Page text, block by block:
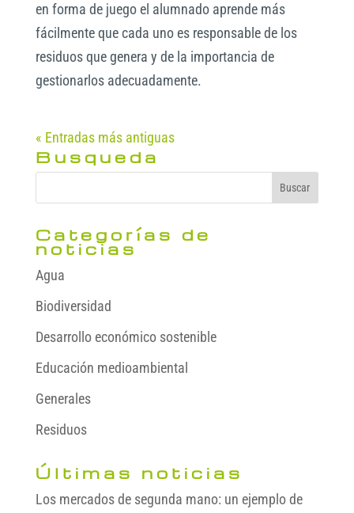
en forma de juego el alumnado aprende más
fácilmente que cada uno es responsable de los
residuos que genera y de la importancia de
gestionarlos adecuadamente.
« Entradas más antiguas
Busqueda
Categorías de
noticias
Agua
Biodiversidad
Desarrollo económico sostenible
Educación medioambiental
Generales
Residuos
Últimas noticias
Los mercados de segunda mano: un ejemplo de